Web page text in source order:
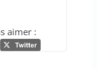
aimer :